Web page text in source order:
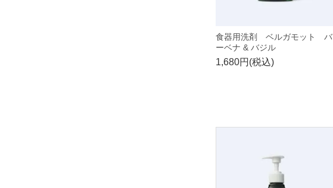
食器用洗剤 ベルガモット バ
ーベナ & バジル
1,680円(税込)